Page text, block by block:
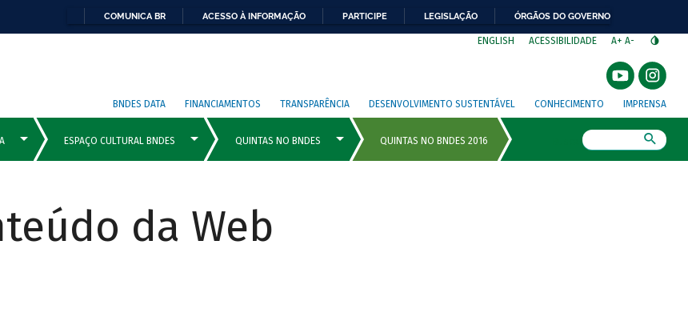
COMUNICA BR ACESSO À INFORMAÇÃO PARTICIPE LEGISLAÇÃO ÓRGÃOS DO GOVERNO
ENGLISH ACESSIBILIDADE A+ A-
BNDES DATA FINANCIAMENTOS TRANSPARÊNCIA DESENVOLVIMENTO SUSTENTÁVEL CONHECIMENTO IMPRENSA
da Web